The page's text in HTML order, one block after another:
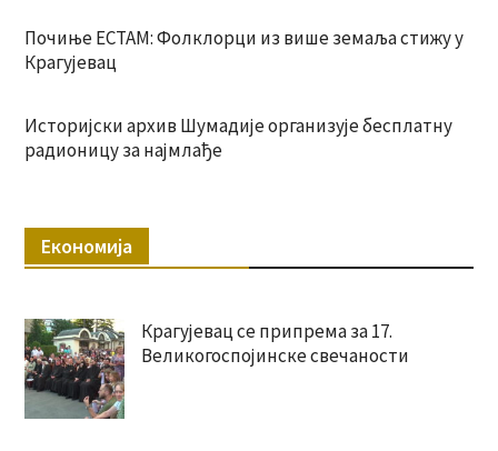
Почиње ЕСТАМ: Фолклорци из више земаља стижу у
Крагујевац
Историјски архив Шумадије организује бесплатну
радионицу за најмлађе
Економија
Крагујевац се припрема за 17.
Великогоспојинске свечаности